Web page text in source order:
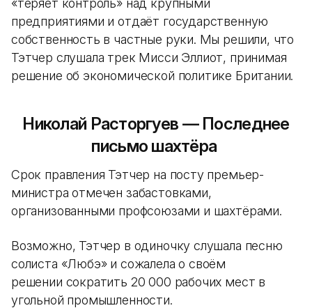
предприятиями и отдаёт государственную
собственность в частные руки. Мы решили, что
Тэтчер слушала трек Мисси Эллиот, принимая
решение об экономической политике Британии.
Николай Расторгуев — Последнее
письмо шахтёра
Срок правления Тэтчер на посту премьер-
министра отмечен забастовками,
организованными профсоюзами и шахтёрами.
Возможно, Тэтчер в одиночку слушала песню
солиста «Любэ» и сожалела о своём
решении сократить 20 000 рабочих мест в
угольной промышленности.